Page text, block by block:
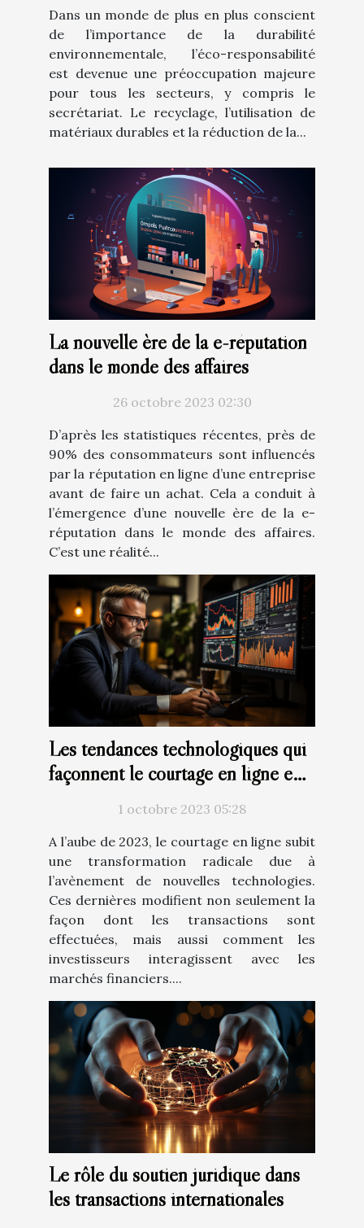
Dans un monde de plus en plus conscient
de l’importance de la durabilité
environnementale, l’éco-responsabilité
est devenue une préoccupation majeure
pour tous les secteurs, y compris le
secrétariat. Le recyclage, l’utilisation de
matériaux durables et la réduction de la...
La nouvelle ère de la e-réputation
dans le monde des affaires
26 octobre 2023 02:30
D’après les statistiques récentes, près de
90% des consommateurs sont influencés
par la réputation en ligne d’une entreprise
avant de faire un achat. Cela a conduit à
l’émergence d’une nouvelle ère de la e-
réputation dans le monde des affaires.
C’est une réalité...
Les tendances technologiques qui
façonnent le courtage en ligne en
1 octobre 2023 05:28
A l’aube de 2023, le courtage en ligne subit
une transformation radicale due à
l’avènement de nouvelles technologies.
Ces dernières modifient non seulement la
façon dont les transactions sont
effectuées, mais aussi comment les
investisseurs interagissent avec les
marchés financiers....
Le rôle du soutien juridique dans
les transactions internationales